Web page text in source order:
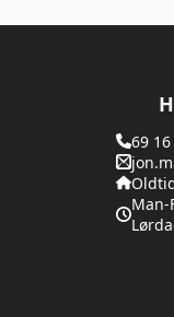
69
Man-